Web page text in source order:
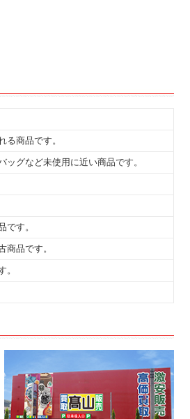
商品です。
グなど未使用に近い商品です。
です。
商品です。
。